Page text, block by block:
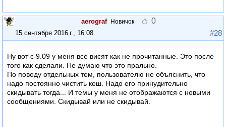
aerograf Новичок 0
15 сентября 2016 г., 16:08. #28
Ну вот с 9.09 у меня все висят как не прочитанные. Это после
того как сделали. Не думаю что это прально.
По поводу отдельных тем, пользователю не объяснить, что
надо постоянно чистить кеш. Надо его принудительно
скидывать тогда... И темы у меня не отображаются с новыми
сообщениями. Скидывай или не скидывай.